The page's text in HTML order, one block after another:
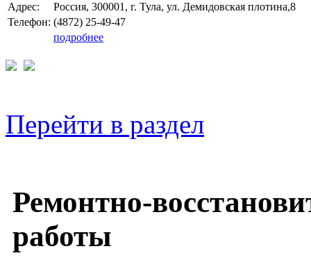
Адрес:
Россия, 300001, г. Тула, ул. Демидовская плотина,8
Телефон: (4872) 25-49-47
подробнее
Перейти в раздел
Ремонтно-
работы